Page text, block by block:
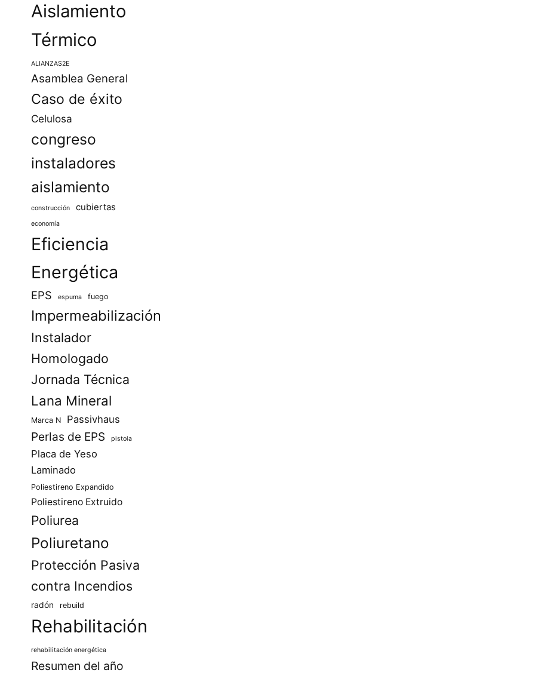
Aislamiento
Térmico
ALIANZAS2E
Asamblea General
Caso de éxito
Celulosa
congreso
instaladores
aislamiento
construcción cubiertas
economía
Eficiencia
Energética
EPS espuma fuego
Impermeabilización
Instalador
Homologado
Jornada Técnica
Lana Mineral
Marca N Passivhaus
Perlas de EPS pistola
Placa de Yeso
Laminado
Poliestireno Expandido
Poliestireno Extruido
Poliurea
Poliuretano
Protección Pasiva
contra Incendios
radón rebuild
Rehabilitación
rehabilitación energética
Resumen del año